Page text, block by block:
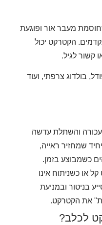
אור ופוגעת
יכול
צרפתי, ועוד
עדשה
ראייה,
בזמן.
אינו
ובמניעת